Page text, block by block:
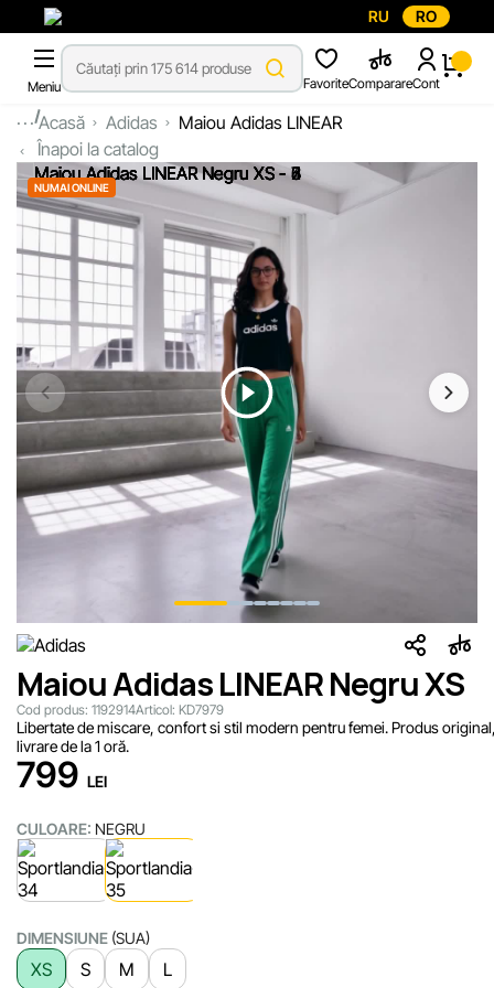
RU RO
Meniu FavoriteComparareCont
...Acasă Adidas
Maiou Adidas LINEAR
Înapoi la catalog
NUMAI ONLINE
Maiou Adidas LINEAR Negru XS
Cod produs: 1192914Articol: KD7979
Libertate de miscare, confort si stil modern pentru femei. Produs
livrare de la 1 oră.
799 LEI
CULOARE: NEGRU
DIMENSIUNE (SUA)
XS S M
L